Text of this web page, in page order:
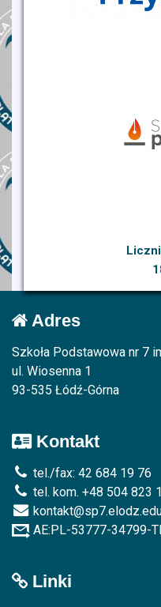
Adres
Szkoła Podstawowa nr 7
ul. Wiosenna 1
93-535 Łódź-Górna
Kontakt
tel./fax: 42 684 19 76
tel. kom. +48 504 823
AE:PL-53777-34799-
Linki